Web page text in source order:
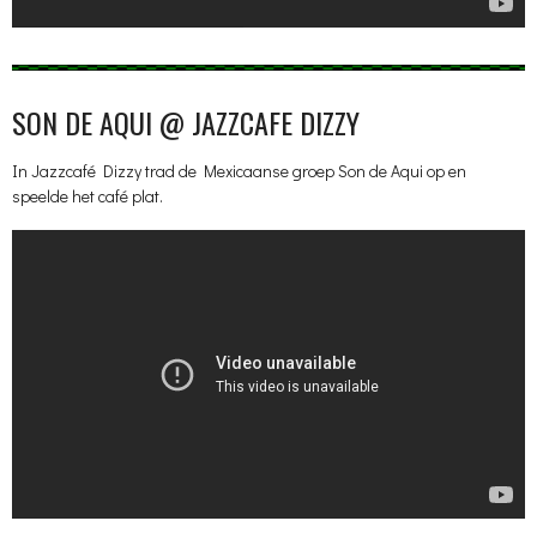
SON DE AQUI @ JAZZCAFE DIZZY
In Jazzcafé Dizzy trad de Mexicaanse groep Son de Aqui op en
speelde het café plat.